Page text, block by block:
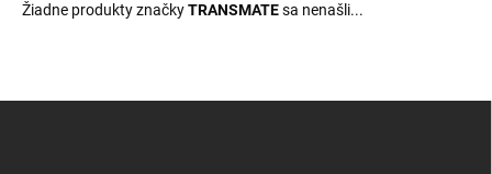
Žiadne produkty značkyTRANSMATEsa nenašli...